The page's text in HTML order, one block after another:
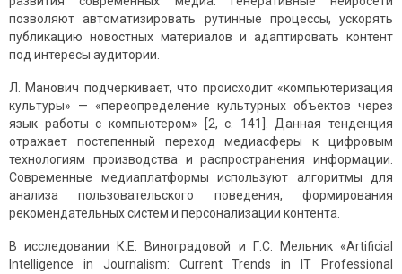
позволяют автоматизировать рутинные процессы, ускорять
публикацию новостных материалов и адаптировать контент
под интересы аудитории.
Л. Манович подчеркивает, что происходит «компьютеризация
культуры» — «переопределение культурных объектов через
язык работы с компьютером» [2, с. 141]. Данная тенденция
отражает постепенный переход медиасферы к цифровым
технологиям производства и распространения информации.
Современные медиаплатформы используют алгоритмы для
анализа пользовательского поведения, формирования
рекомендательных систем и персонализации контента.
В исследовании К.Е. Виноградовой и Г.С. Мельник «Artificial
Intelligence in Journalism: Current Trends in IT Professional